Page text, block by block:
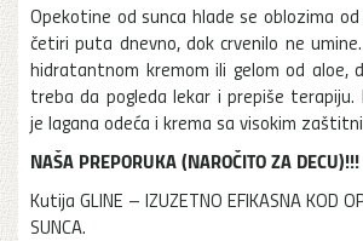
Opekotine od sunca hlade se oblozima
četiri puta dnevno, dok crvenilo ne
hidratantnom kremom ili gelom od aloe,
treba da pogleda lekar i prepiše terapiju.
je lagana odeća i krema sa visokim
NAŠA PREPORUKA (NAROČITO ZA DECU)!!!
Kutija GLINE – IZUZETNO EFIKASNA KOD
SUNCA.